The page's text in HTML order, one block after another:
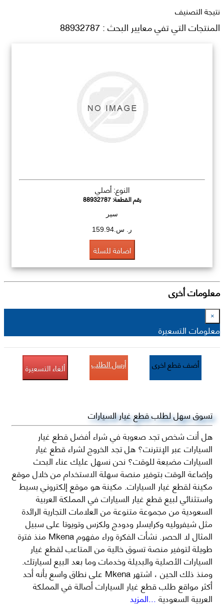
نتيجة التصنيف
المنتجات التي تفي معايير البحث : 88932787
النوع: أصلي
رقم القطعة:88932787
سير
ر. س.159.94
اضافة للسلة
معلومات أخرى
×
معلومات التسعيرة
أضف قطع اخرى أرسل الطلب ألغاء التسعيرة
تسوق سهل لطلب قطع غيار السيارات
هل أنت شخص تجد صعوبة في شراء أفضل قطع غيار
السيارات عبر الإنترنت؟ هل تجد الخروج لشراء قطع غيار
السيارات مضيعة للوقت؟ نحن نسهل عليك عناء البحث
وإضاعة الوقت بتوفير منصة سهلة الاستخدام من خلال موقع
مكينة لقطع غيار السيارات. مكينة هو موقع إلكتروني بسيط
واستثنائي لبيع قطع غيار السيارات في المملكة العربية
السعودية من مجموعة متنوعة من العلامات التجارية الرائدة
مثل شيفروليه وكرايسلر ودودج ولكزس وتويوتا على سبيل
المثال لا الحصر. نشأت الفكرة وراء مفهوم Mkena منذ فترة
طويلة لتوفير منصة تسوق خالية من المتاعب لقطع غيار
السيارات الأصلية والبديلة وخدمات وما بعد البيع لسيارتك.
ومنذ ذلك الحين ، اشتهر Mkena على نطاق واسع بأنه أحد
أكثر مواقع طلب قطع غيار السيارات أصالة في المملكة
العربية السعودية...المزيد